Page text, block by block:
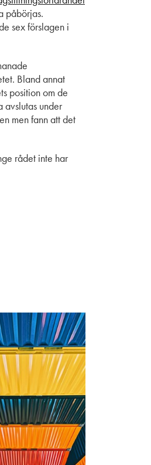
påbörjas.
sex förslagen i
Bland annat
position om de
avslutas under
men fann att det
rådet inte har